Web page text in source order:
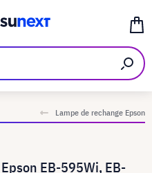
Lampe de rechange Epson
EB-595Wi, EB-